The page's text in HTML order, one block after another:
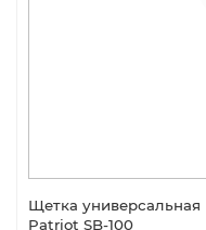
Щетка универсальная
Patriot SB-100